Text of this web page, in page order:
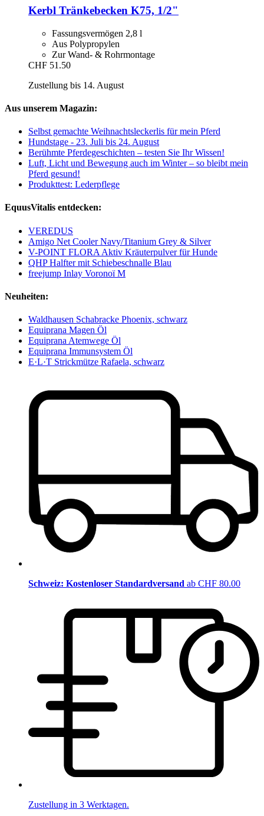
Kerbl Tränkebecken K75, 1/2"
Fassungsvermögen 2,8 l
Aus Polypropylen
Zur Wand- & Rohrmontage
CHF 51.50
Zustellung bis 14. August
Aus unserem Magazin:
Selbst gemachte Weihnachtsleckerlis für mein Pferd
Hundstage - 23. Juli bis 24. August
Berühmte Pferdegeschichten – testen Sie Ihr Wissen!
Luft, Licht und Bewegung auch im Winter – so bleibt mein
Pferd gesund!
Produkttest: Lederpflege
EquusVitalis entdecken:
VEREDUS
Amigo Net Cooler Navy/Titanium Grey & Silver
V-POINT FLORA Aktiv Kräuterpulver für Hunde
QHP Halfter mit Schiebeschnalle Blau
freejump Inlay Voronoï M
Neuheiten:
Waldhausen Schabracke Phoenix, schwarz
Equiprana Magen Öl
Equiprana Atemwege Öl
Equiprana Immunsystem Öl
E·L·T Strickmütze Rafaela, schwarz
Schweiz: Kostenloser Standardversand ab CHF 80.00
Zustellung in 3 Werktagen.